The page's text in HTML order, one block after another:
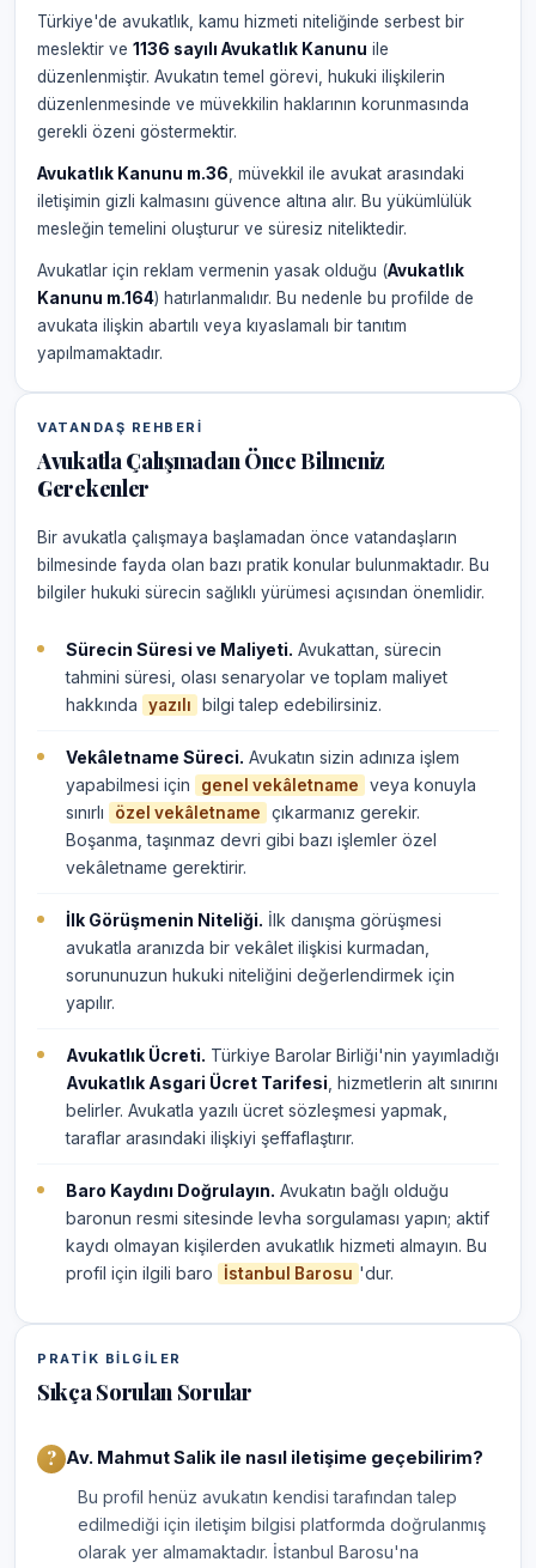
Türkiye'de avukatlık, kamu hizmeti niteliğinde serbest bir
meslektir ve 1136 sayılı Avukatlık Kanunu ile
düzenlenmiştir. Avukatın temel görevi, hukuki ilişkilerin
düzenlenmesinde ve müvekkilin haklarının korunmasında
gerekli özeni göstermektir.
Avukatlık Kanunu m.36 , müvekkil ile avukat arasındaki
iletişimin gizli kalmasını güvence altına alır. Bu yükümlülük
mesleğin temelini oluşturur ve süresiz niteliktedir.
Avukatlar için reklam vermenin yasak olduğu (Avukatlık
Kanunu m.164) hatırlanmalıdır. Bu nedenle bu profilde de
avukata ilişkin abartılı veya kıyaslamalı bir tanıtım
yapılmamaktadır.
VATANDAŞ REHBERI
Avukatla Çalışmadan Önce Bilmeniz
Gerekenler
Bir avukatla çalışmaya başlamadan önce vatandaşların
bilmesinde fayda olan bazı pratik konular bulunmaktadır. Bu
bilgiler hukuki sürecin sağlıklı yürümesi açısından önemlidir.
Sürecin Süresi ve Maliyeti. Avukattan, sürecin
tahmini süresi, olası senaryolar ve toplam maliyet
hakkında
yazılı bilgi talep edebilirsiniz.
Vekâletname Süreci. Avukatın sizin adınıza işlem
yapabilmesi için
genel vekâletname
veya konuyla
sınırlı
özel vekâletname
çıkarmanız gerekir.
Boşanma, taşınmaz devri gibi bazı işlemler özel
vekâletname gerektirir.
İlk Görüşmenin Niteliği. İlk danışma görüşmesi
avukatla aranızda bir vekâlet ilişkisi kurmadan,
sorununuzun hukuki niteliğini değerlendirmek için
yapılır.
Avukatlık Ücreti. Türkiye Barolar Birliği'nin yayımladığı
Avukatlık Asgari Ücret Tarifesi , hizmetlerin alt sınırını
belirler. Avukatla yazılı ücret sözleşmesi yapmak,
taraflar arasındaki ilişkiyi şeffaflaştırır.
Baro Kaydını Doğrulayın. Avukatın bağlı olduğu
baronun resmi sitesinde levha sorgulaması yapın; aktif
kaydı olmayan kişilerden avukatlık hizmeti almayın. Bu
profil için ilgili baro
İstanbul Barosu 'dur.
PRATIK BILGILER
Sıkça Sorulan Sorular
Av. Mahmut Salik ile nasıl iletişime geçebilirim?
Bu profil henüz avukatın kendisi tarafından talep
edilmediği için iletişim bilgisi platformda doğrulanmış
olarak yer almamaktadır. İstanbul Barosu'na